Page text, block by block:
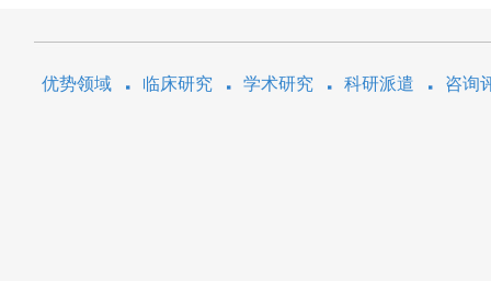
优势领域 临床研究 学术研究 科研派遣 咨询